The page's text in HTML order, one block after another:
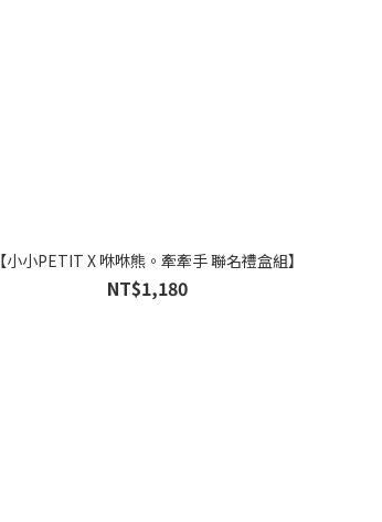
【小小PETIT X 咻咻熊。牽牽手 聯名禮盒組】
NT$1,180